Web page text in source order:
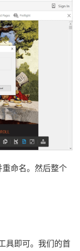
命名。然后整个
具即可。我们的首